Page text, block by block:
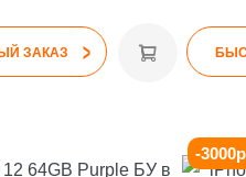
составляла17,990
ЗАКАЗ >
-